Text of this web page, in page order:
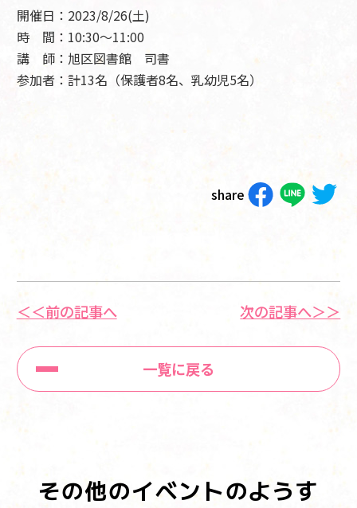
開催日：2023/8/26(土)
時 間：10:30～11:00
講 師：旭区図書館 司書
参加者：計13名（保護者8名、乳幼児5名）
share
＜＜前の記事へ
一覧に戻る
次の記事へ＞＞
その他のイベントのようす